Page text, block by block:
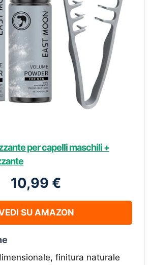
per capelli maschili +
10,99 €
SU AMAZON
finitura naturale